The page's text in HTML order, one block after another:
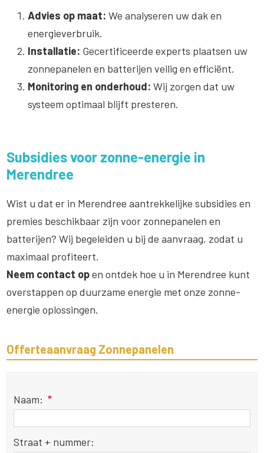
Advies op maat: We analyseren uw dak en
energieverbruik.
Installatie: Gecertificeerde experts plaatsen uw
zonnepanelen en batterijen veilig en efficiënt.
Monitoring en onderhoud: Wij zorgen dat uw
systeem optimaal blijft presteren.
Subsidies voor zonne-energie in
Merendree
Wist u dat er in Merendree aantrekkelijke subsidies en
premies beschikbaar zijn voor zonnepanelen en
batterijen? Wij begeleiden u bij de aanvraag, zodat u
maximaal profiteert.
Neem contact open ontdek hoe u in Merendree kunt
overstappen op duurzame energie met onze zonne-
energie oplossingen.
Offerteaanvraag Zonnepanelen
Naam: *
Straat + nummer: